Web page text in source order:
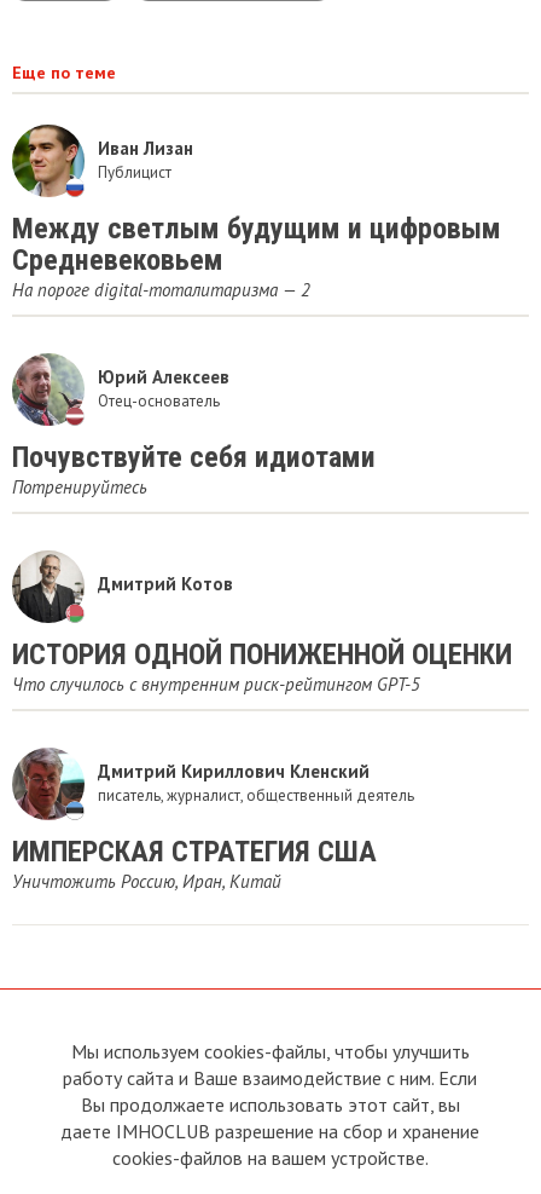
Еще по теме
Иван Лизан
Публицист
Между светлым будущим и цифровым
Средневековьем
На пороге digital-тоталитаризма — 2
Юрий Алексеев
Отец-основатель
Почувствуйте себя идиотами
Потренируйтесь
Дмитрий Котов
ИСТОРИЯ ОДНОЙ ПОНИЖЕННОЙ ОЦЕНКИ
Что случилось с внутренним риск-рейтингом GPT-5
Дмитрий Кириллович Кленский
писатель, журналист, общественный деятель
ИМПЕРСКАЯ СТРАТЕГИЯ США
Уничтожить Россию, Иран, Китай
О сайте
Условия пользования
Политика конфиденциальности
Прямая связь с
Председателем
Прямая связь c членами клуба
Реклама
Контакты
Мы используем cookies-файлы, чтобы улучшить
работу сайта и Ваше взаимодействие с ним. Если
Вы продолжаете использовать этот сайт, вы
даете IMHOCLUB разрешение на сбор и хранение
cookies-файлов на вашем устройстве.